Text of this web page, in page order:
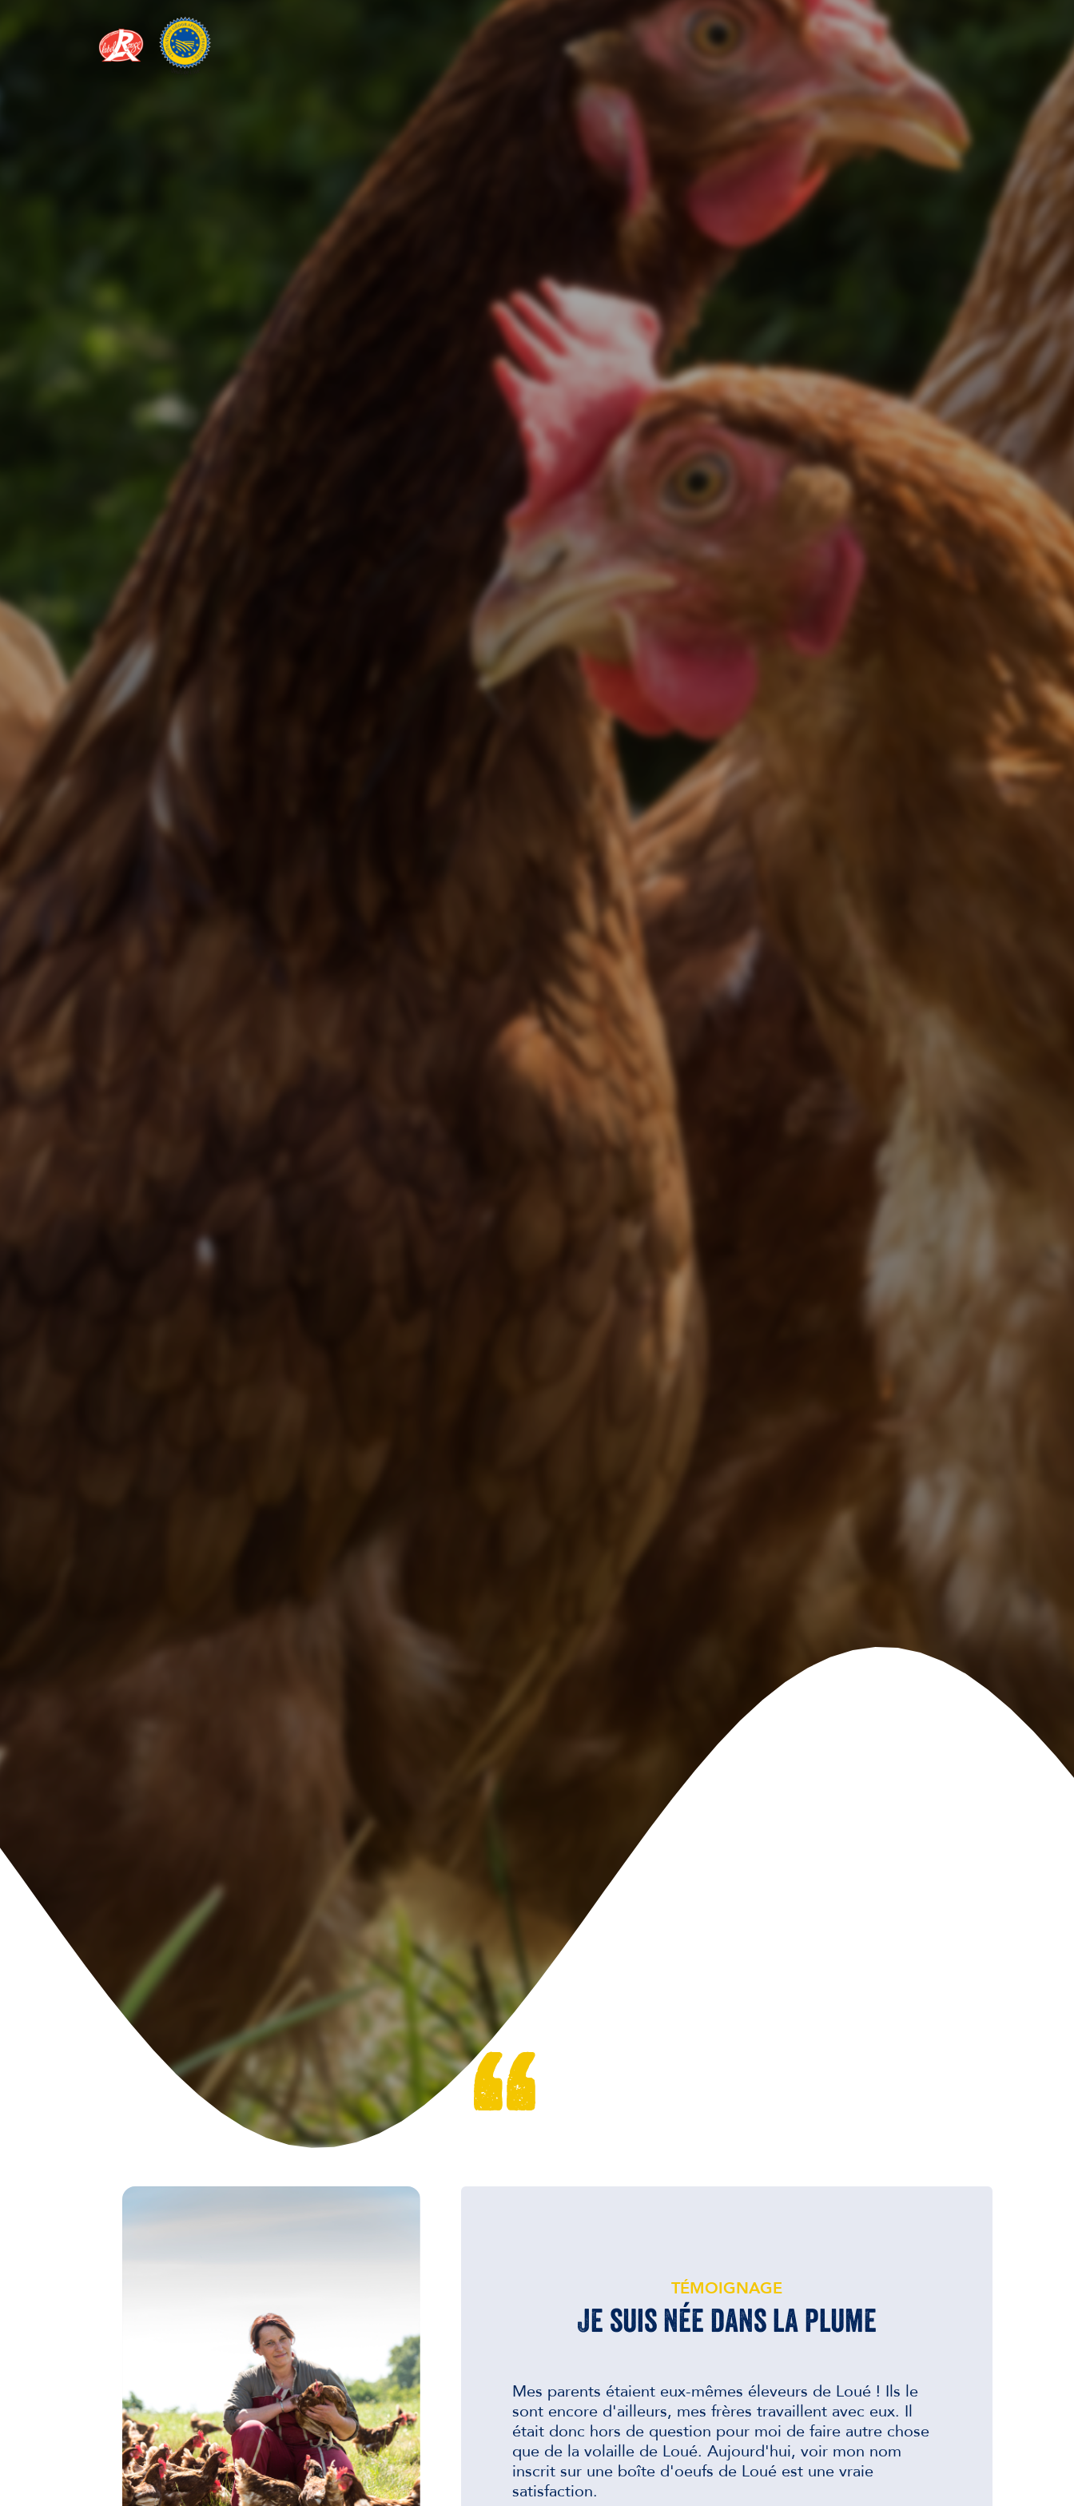
TÉMOIGNAGE
Je suis née dans la plume
Mes parents étaient eux-mêmes éleveurs de Loué ! Ils le
sont encore d'ailleurs, mes frères travaillent avec eux. Il
était donc hors de question pour moi de faire autre chose
que de la volaille de Loué. Aujourd'hui, voir mon nom
inscrit sur une boîte d'oeufs de Loué est une vraie
satisfaction.